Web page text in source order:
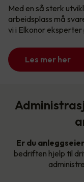
Med en så sterk
arbeidsplass må
vi i Elkonor eksperter
Les mer her
Er du
bedriften hjelp til